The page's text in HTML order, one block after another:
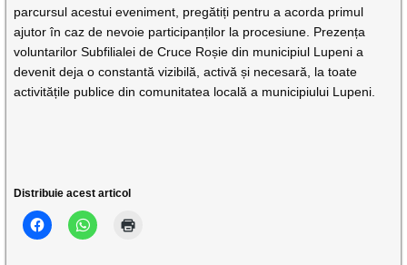
parcursul acestui eveniment, pregătiți pentru a acorda primul
ajutor în caz de nevoie participanților la procesiune. Prezența
voluntarilor Subfilialei de Cruce Roșie din municipiul Lupeni a
devenit deja o constantă vizibilă, activă și necesară, la toate
activitățile publice din comunitatea locală a municipiului Lupeni.
Distribuie acest articol